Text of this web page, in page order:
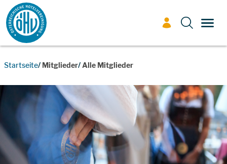
Zum Inhalt
Startseite Mitglieder Alle Mitglieder